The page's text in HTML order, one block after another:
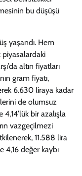
bu düşüşü
yaşandı. Hem
piyasalardaki
altın fiyatları
gram fiyatı,
6.630 liraya kadar
de olumsuz
4,14’lük bir azalışla
vazgeçilmezi
11.588 lira
4,16 değer kaybı